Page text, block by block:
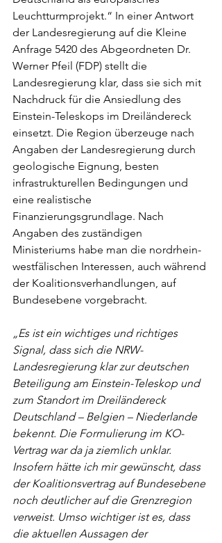
Leuchtturmprojekt.“ In einer Antwort
der Landesregierung auf die Kleine
Anfrage 5420 des Abgeordneten Dr.
Werner Pfeil (FDP) stellt die
Landesregierung klar, dass sie sich mit
Nachdruck für die Ansiedlung des
Einstein-Teleskops im Dreiländereck
einsetzt. Die Region überzeuge nach
Angaben der Landesregierung durch
geologische Eignung, besten
infrastrukturellen Bedingungen und
eine realistische
Finanzierungsgrundlage. Nach
Angaben des zuständigen
Ministeriums habe man die nordrhein-
westfälischen Interessen, auch während
der Koalitionsverhandlungen, auf
Bundesebene vorgebracht.
„Es ist ein wichtiges und richtiges
Signal, dass sich die NRW-
Landesregierung klar zur deutschen
Beteiligung am Einstein-Teleskop und
zum Standort im Dreiländereck
Deutschland – Belgien – Niederlande
bekennt. Die Formulierung im KO-
Vertrag war da ja ziemlich unklar.
Insofern hätte ich mir gewünscht, dass
der Koalitionsvertrag auf Bundesebene
noch deutlicher auf die Grenzregion
verweist. Umso wichtiger ist es, dass
die aktuellen Aussagen der